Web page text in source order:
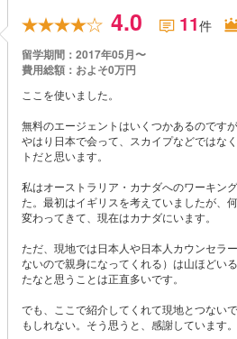
4.0 11件
留学期間：2017年05月〜
費用総額：およそ0万円
ここを使いました。
無料のエージェントはいくつかあるのですが
やはり日本で会って、スカイプなどではな
トだと思います。
私はオーストラリア・カナダへのワーキン
た。最初はイギリスを考えていましたが、
変わってきて、現在はカナダにいます。
ただ、現地では日本人や日本人カウンセラ
ないので親身になってくれる）は山ほどい
たなと思うことは正直多いです。
でも、ここで紹介してくれて現地とつない
もしれない。そう思うと、感謝しています。